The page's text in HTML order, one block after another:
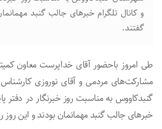
و کانال تلگرام‌ خبرهای جالب گنبد
گفتند.
طی امروز باحضور آقای خداپرست معاون
مشارکت‌های مردمی و آقای نوروزی کارشناس
گنبدکاووس به مناسبت روز خبرنگار در دفتر‌
خبرهای جالب گنبد مهمانمان بودند و این روز